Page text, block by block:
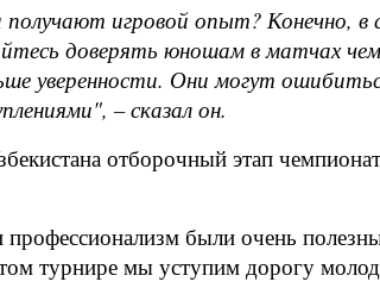
игровой опыт? Конечно, в
доверять юношам в матчах
уверенности. Они могут
– сказал он.
отборочный этап
были очень
турнире мы уступим дорогу